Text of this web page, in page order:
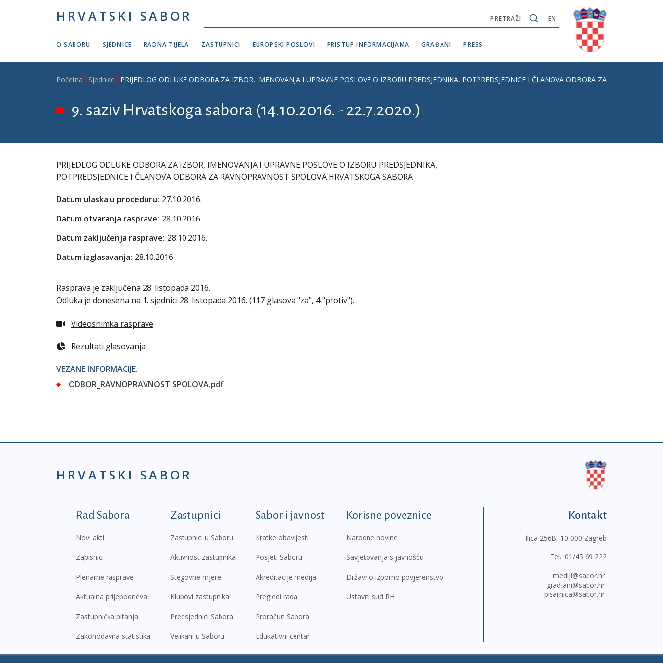
HRVATSKI SABOR EN
PRETRAŽI
O SABORU SJEDNICE RADNA TIJELA ZASTUPNICI EUROPSKI POSLOVI PRISTUP INFORMACIJAMA GRAĐANI PRESS
Breadcrumb
Početna Sjednice PRIJEDLOG ODLUKE ODBORA ZA IZBOR, IMENOVANJA I UPRAVNE POSLOVE O IZBORU PREDSJEDNIKA, POTPREDSJEDNICE I ČLANOVA ODBORA ZA
9. saziv Hrvatskoga sabora (14.10.2016. - 22.7.2020.)
PRIJEDLOG ODLUKE ODBORA ZA IZBOR, IMENOVANJA I UPRAVNE POSLOVE O IZBORU PREDSJEDNIKA,
POTPREDSJEDNICE I ČLANOVA ODBORA ZA RAVNOPRAVNOST SPOLOVA HRVATSKOGA SABORA
Datum ulaska u proceduru: 27.10.2016.
Datum otvaranja rasprave: 28.10.2016.
Datum zaključenja rasprave: 28.10.2016.
Datum izglasavanja: 28.10.2016.
Rasprava je zaključena 28. listopada 2016.
Odluka je donesena na 1. sjednici 28. listopada 2016. (117 glasova "za", 4 "protiv").
Videosnimka rasprave
Rezultati glasovanja
VEZANE INFORMACIJE:
ODBOR_RAVNOPRAVNOST SPOLOVA.pdf
HRVATSKI SABOR
Podnožje prvi izbornik
Rad Sabora
Novi akti
Zapisnici
Plenarne rasprave
Aktualna prijepodneva
Zastupnička pitanja
Zakonodavna statistika
Zastupnici
Zastupnici u Saboru
Aktivnost zastupnika
Stegovne mjere
Klubovi zastupnika
Predsjednici Sabora
Velikani u Saboru
Sabor i javnost
Kratke obavijesti
Posjeti Saboru
Akreditacije medija
Pregledi rada
Proračun Sabora
Edukativni centar
Korisne poveznice
Narodne novine
Savjetovanja s javnošću
Državno izborno povjerenstvo
Ustavni sud RH
Kontakt
Ilica 256B, 10 000 Zagreb
Tel.: 01/45 69 222
mediji@sabor.hr
gradjani@sabor.hr
pisarnica@sabor.hr